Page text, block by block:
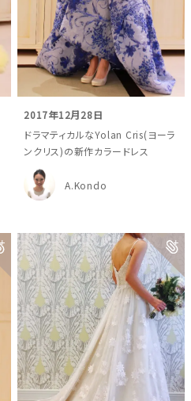
2017年12月28日
ドラマティカルなYolan Cris(ヨーラ
ンクリス)の新作カラードレス
A.Kondo